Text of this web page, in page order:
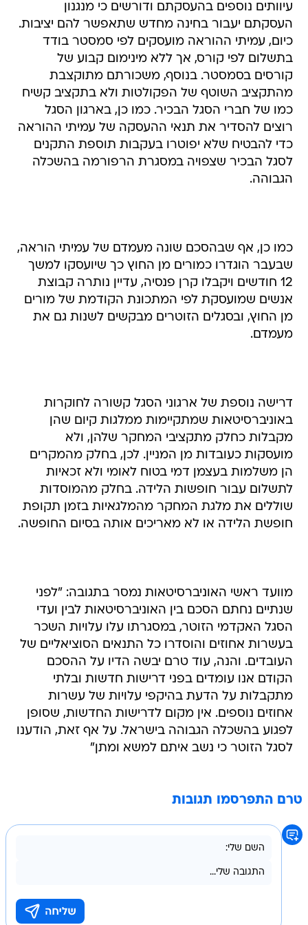
עיוותים נוספים בהעסקתם ודורשים כי מנגנון
העסקתם יעבור בחינה מחדש שתאפשר להם יציבות.
כיום, עמיתי ההוראה מועסקים לפי סמסטר בודד
בתשלום לפי קורס, אך ללא מינימום קבוע של
קורסים בסמסטר. בנוסף, משכורתם מתוקצבת
מהתקציב השוטף של הפקולטות ולא בתקציב קשיח
כמו של חברי הסגל הבכיר. כמו כן, בארגון הסגל
רוצים להסדיר את תנאי ההעסקה של עמיתי ההוראה
כדי להבטיח שלא יפוטרו בעקבות תוספת התקנים
לסגל הבכיר שצפויה במסגרת הרפורמה בהשכלה
הגבוהה.
כמו כן, אף שבהסכם שונה מעמדם של עמיתי הוראה,
שבעבר הוגדרו כמורים מן החוץ כך שיועסקו למשך
12 חודשים ויקבלו קרן פנסיה, עדיין נותרה קבוצת
אנשים שמועסקת לפי המתכונת הקודמת של מורים
מן החוץ, ובסגלים הזוטרים מבקשים לשנות גם את
מעמדם.
דרישה נוספת של ארגוני הסגל קשורה לחוקרות
באוניברסיטאות שמתקיימות ממלגות קיום שהן
מקבלות כחלק מתקציבי המחקר שלהן, ולא
מועסקות כעובדות מן המניין. לכן, בחלק מהמקרים
הן משלמות בעצמן דמי בטוח לאומי ולא זכאיות
לתשלום עבור חופשות הלידה. בחלק מהמוסדות
שוללים את מלגת המחקר מהמלגאיות בזמן תקופת
חופשת הלידה או לא מאריכים אותה בסיום החופשה.
מוועד ראשי האוניברסיטאות נמסר בתגובה: "לפני
שנתיים נחתם הסכם בין האוניברסיטאות לבין ועדי
הסגל האקדמי הזוטר, במסגרתו עלו עלויות השכר
בעשרות אחוזים והוסדרו כל התנאים הסוציאליים של
העובדים. והנה, עוד טרם יבשה הדיו על ההסכם
הקודם אנו עומדים בפני דרישות חדשות ובלתי
מתקבלות על הדעת בהיקפי עלויות של עשרות
אחוזים נוספים. אין מקום לדרישות החדשות, שסופן
לפגוע בהשכלה הגבוהה בישראל. על אף זאת, הודענו
לסגל הזוטר כי נשב איתם למשא ומתן"
טרם התפרסמו תגובות